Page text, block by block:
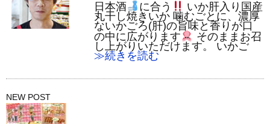
日本酒 に合う
いか肝入り国産
丸干し焼きいか 噛むごとに、濃厚
ないかごろ(肝)の旨味と香りが口
の中に広がります
そのままお召
し上がりいただけます。 いかご
≫続きを読む
NEW POST